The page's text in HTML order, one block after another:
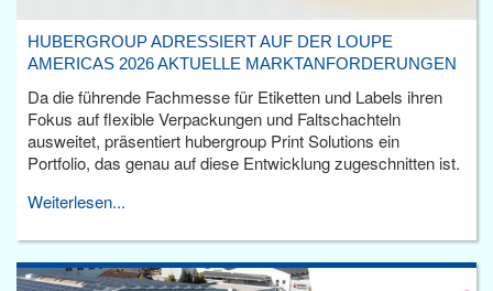
HUBERGROUP ADRESSIERT AUF DER LOUPE
AMERICAS 2026 AKTUELLE MARKTANFORDERUNGEN
Da die führende Fachmesse für Etiketten und Labels ihren
Fokus auf flexible Verpackungen und Faltschachteln
ausweitet, präsentiert hubergroup Print Solutions ein
Portfolio, das genau auf diese Entwicklung zugeschnitten ist.
Weiterlesen...